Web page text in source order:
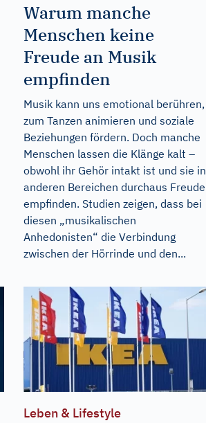
Warum manche
Menschen keine
Freude an Musik
empfinden
Musik kann uns emotional berühren,
zum Tanzen animieren und soziale
Beziehungen fördern. Doch manche
Menschen lassen die Klänge kalt –
obwohl ihr Gehör intakt ist und sie in
anderen Bereichen durchaus Freude
empfinden. Studien zeigen, dass bei
diesen „musikalischen
Anhedonisten“ die Verbindung
zwischen der Hörrinde und den...
Leben & Lifestyle